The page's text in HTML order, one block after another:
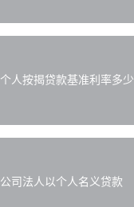
个人按揭贷款基准利率多少
公司法人以个人名义贷款